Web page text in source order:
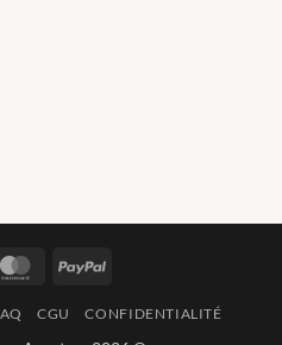
MasterCardPayPal
CGU CONFIDENTIALITÉ